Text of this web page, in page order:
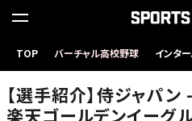
TOP バーチャル高校野球 インタ
【選手紹介】侍ジャパ
楽天ゴールデンイーグ